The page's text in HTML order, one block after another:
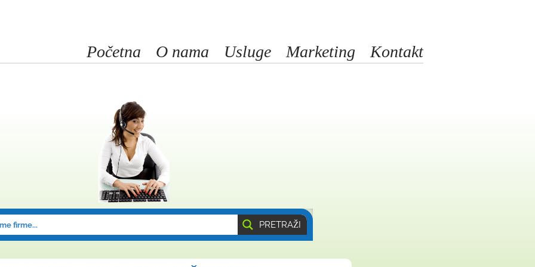
Početna O nama Usluge Marketing Kontakt
PRETRAŽI